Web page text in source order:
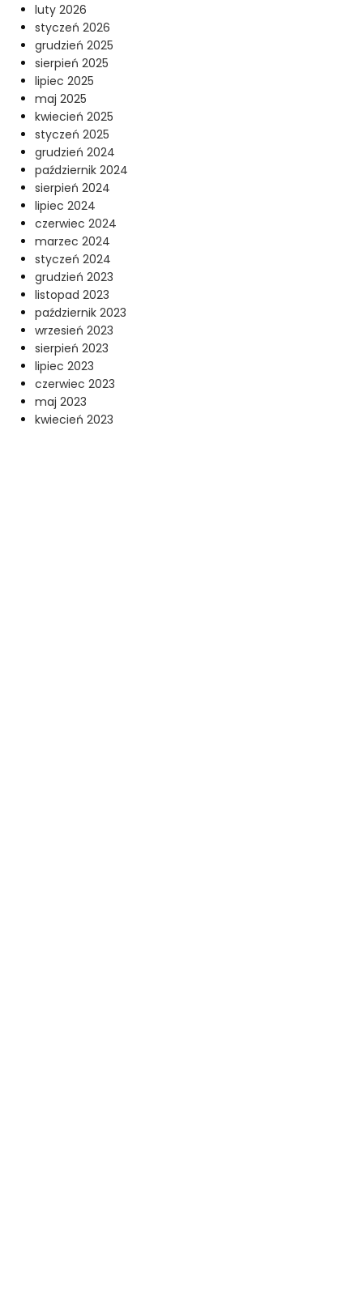
luty 2026
styczeń 2026
grudzień 2025
sierpień 2025
lipiec 2025
maj 2025
kwiecień 2025
styczeń 2025
grudzień 2024
październik 2024
sierpień 2024
lipiec 2024
czerwiec 2024
marzec 2024
styczeń 2024
grudzień 2023
listopad 2023
październik 2023
wrzesień 2023
sierpień 2023
lipiec 2023
czerwiec 2023
maj 2023
kwiecień 2023